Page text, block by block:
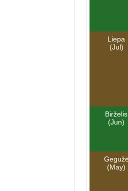
Liepa
(Jul)
Birželis
(Jun)
(May)